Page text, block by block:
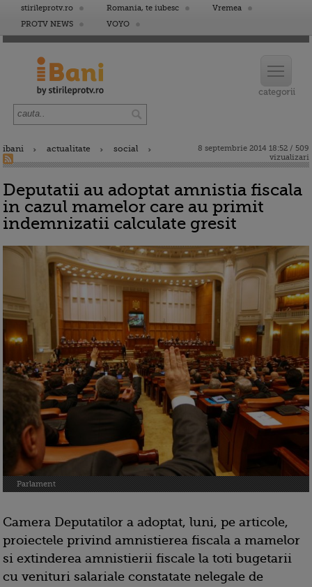
stirileprotv.ro Romania, te iubesc
Vremea
PROTV NEWS
VOYO
ibani actualitate social
8 septembrie 2014 18:52 / 509
vizualizari
Deputatii au adoptat amnistia fiscala
in cazul mamelor care au primit
indemnizatii calculate gresit
Parlament
Camera Deputatilor a adoptat, luni, pe articole,
proiectele privind amnistierea fiscala a mamelor
si extinderea amnistierii fiscale la toti bugetarii
cu venituri salariale constatate nelegale de